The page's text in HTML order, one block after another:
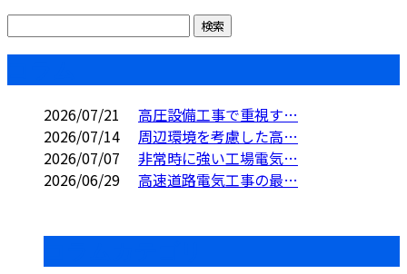
2026/07/21
高圧設備工事で重視す…
2026/07/14
周辺環境を考慮した高…
2026/07/07
非常時に強い工場電気…
2026/06/29
高速道路電気工事の最…